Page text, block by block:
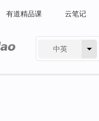
有道精品课 云笔记
中英